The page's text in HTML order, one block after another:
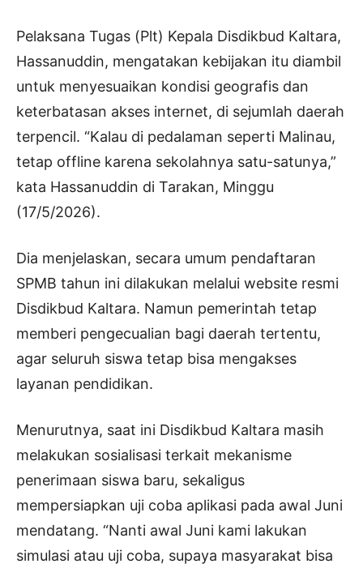
Pelaksana Tugas (Plt) Kepala Disdikbud Kaltara,
Hassanuddin, mengatakan kebijakan itu diambil
untuk menyesuaikan kondisi geografis dan
keterbatasan akses internet, di sejumlah daerah
terpencil. “Kalau di pedalaman seperti Malinau,
tetap offline karena sekolahnya satu-satunya,”
kata Hassanuddin di Tarakan, Minggu
(17/5/2026).
Dia menjelaskan, secara umum pendaftaran
SPMB tahun ini dilakukan melalui website resmi
Disdikbud Kaltara. Namun pemerintah tetap
memberi pengecualian bagi daerah tertentu,
agar seluruh siswa tetap bisa mengakses
layanan pendidikan.
Menurutnya, saat ini Disdikbud Kaltara masih
melakukan sosialisasi terkait mekanisme
penerimaan siswa baru, sekaligus
mempersiapkan uji coba aplikasi pada awal Juni
mendatang. “Nanti awal Juni kami lakukan
simulasi atau uji coba, supaya masyarakat bisa